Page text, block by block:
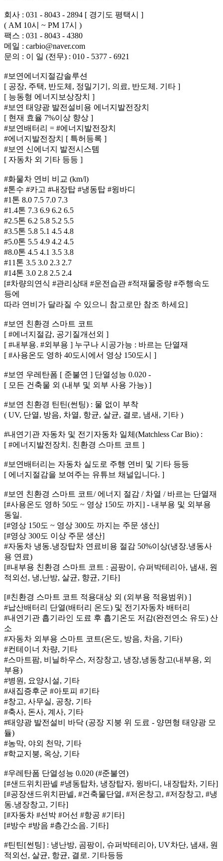
회사 : 031 - 8043 - 2894 [ 경기도 평택시 ]
( AM 10시 ~ PM 17시 )
팩스 : 031 - 8043 - 4380
메일 : carbio@naver.com
문의 : 이 일 (전무) : 010 - 5377 - 6921
#보연에너지절감솔루션
[ 공장, 주택, 반도체, 정밀기기, 의료, 반도체. 기타 ]
[ 능동형 에너지보상장치 ]
#보연 태양광 발전설비용 에너지발전장치
[ 현재 효율 7%이상 향상 ]
#보연배터리 = #에너지발전장치
#에너지발전장치 [ 특허등록 ]
#보연 신에너지 발전시스템
[ 자동차 외 기타 등등 ]
#화물차 연비 비교 (km/l)
#톤수 #카고 #내장탑 #냉동탑 #윙바디
#1톤 8.0 7.5 7.0 7.3
#1.4톤 7.3 6.9 6.2 6.5
#2.5톤 6.2 5.8 5.2 5.5
#3.5톤 5.8 5.1 4.5 4.8
#5.0톤 5.5 4.9 4.2 4.5
#8.0톤 4.5 4.1 3.5 3.8
#11톤 3.5 3.0 2.3 2.7
#14톤 3.0 2.8 2.5 2.4
[#차량의연식 #관리상태 #운전습관 #적재물중량 #주행속도
등에
따라 연비가 달라질 수 있으니 참고로만 참조 하세요]
#보연 친환경 스마트 코트
[ #에너지절감, 공기질개선외 ]
[ #내부용. #외부용 ] 누구나 시공가능 : 바르는 단열재
[ #사용온도 영하 40도시에서 영상 150도시 ]
#보연 우레탄폼 [ 준불연 ] 단열성능 0.020 -
[ 모든 건축물 외 (내부 및 외부 사용 가능) ]
#보연 친환경 틴틴(썬팅) : 물 없이 부착
( UV, 단열, 방음, 차열, 항균, 살균, 결로, 냄새, 기타 )
#내연기관 자동차 및 전기자동차 일체(Matchless Car Bio) :
[ #에너지발전장치. 친환경 스마트 코트 ]
#보연배터리는 자동차 실도로 주행 연비 및 기타 등등
[ 에너지절감을 보여주는 유튜브 채널입니다. ]
#보연 친환경 스마트 코트/ 에너지 절감 / 차열 / 바르는 단열재
[#사용온도 영하 50도 ~ 영상 150도 까지] - 내부용 및 외부용
동일.
[#영상 150도 ~ 영상 300도 까지는 주문 생산]
[#영상 300도 이상 주문 생산]
#자동차 냉동.냉장탑차 연료비용 절감 50%이상(냉장.냉동사
용 연료)
[#내부용 친환경 스마트 코트 : 곰팡이, 슈퍼박테리아, 냄새, 원
적외선, 냉,난방, 살균, 향균, 기타]
[#친환경 스마트 코트 적용대상 외 (외부용 적용범위) ]
#납산배터리 단열(배터리 온도) 및 전기자동차 배터리
#내연기관 흡기라인 도료 후 흡기온도 저감(완전연소 유도) 산
소
#자동차 외부용 스마트 코트(온도, 방음, 차음, 기타)
#컨테이너 차량, 기타
#스마트팜, 비닐하우스, 저장창고, 냉장,냉동창고(내부용, 외
부용)
#병원, 요양시설, 기타
#새집증후군 #아토피 #기타
#창고, 사무실, 공창, 기타
#축사, 돈사, 계사, 기타
#태양광 발전설비 바닥 (공장 지붕 위 도료 - 양면형 태양광 모
듈)
#농막, 야외 천막, 기타
#학교지붕, 옥상, 기타
#우레탄폼 단열성능 0.020 (#준불연)
[#샌드위치판넬 #냉동탑차, 냉장탑자, 윙바디, 내장탑차, 기타]
[#공장샌드위치판넬, #건축물단열, #저온창고, #저장창고, #냉
동.냉장창고, 기타]
[#자동차 #선박 #어선 #항공 #기타]
[#방수 #방음 #층간소음. 기타]
#틴틴[썬팅] : 냉난방, 곰팡이, 슈퍼박테리아, UV차단, 냄새, 원
적외선, 살균, 항균, 결로. 기타등등